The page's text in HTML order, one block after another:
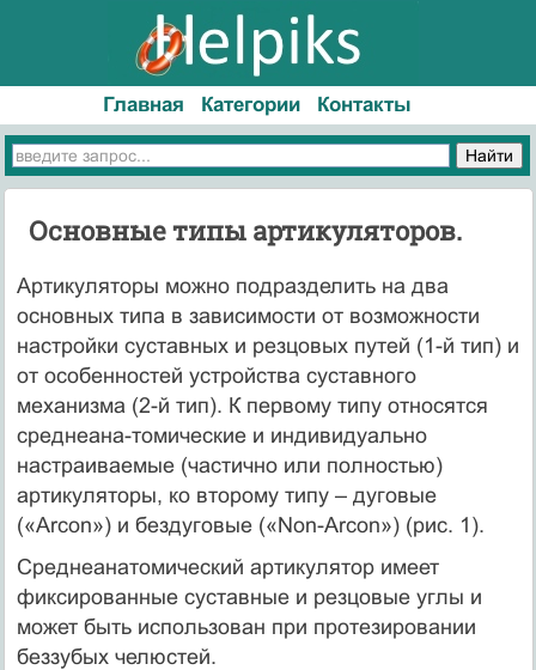
Главная Категории Контакты
Основные типы артикуляторов.
Артикуляторы можно подразделить на два
основных типа в зависимости от возможности
настройки суставных и резцовых путей (1-й тип) и
от особенностей устройства суставного
механизма (2-й тип). К первому типу относятся
среднеана-томические и индивидуально
настраиваемые (частично или полностью)
артикуляторы, ко второму типу – дуговые
(«Аrсоn») и бездуговые («Non-Arcon») (рис. 1).
Среднеанатомический артикулятор имеет
фиксированные суставные и резцовые углы и
может быть использован при протезировании
беззубых челюстей.